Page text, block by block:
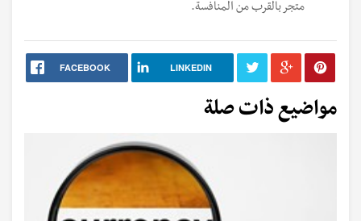
متجر بالقرب من المنافسة.
FACEBOOK LINKEDIN
مواضيع ذات صلة